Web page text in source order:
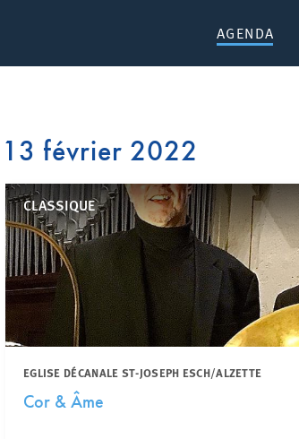
AGENDA
13 février 2022
CLASSIQUE
EGLISE DÉCANALE ST-JOSEPH ESCH/ALZETTE
Cor & Âme